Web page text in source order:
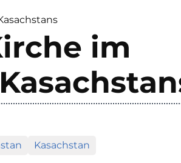
im
Kasachstan